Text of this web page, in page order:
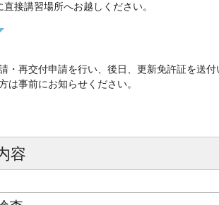
接講習場所へお越しください。
・再交付申請を行い、後日、更新免許証を送
は事前にお知らせください。
容